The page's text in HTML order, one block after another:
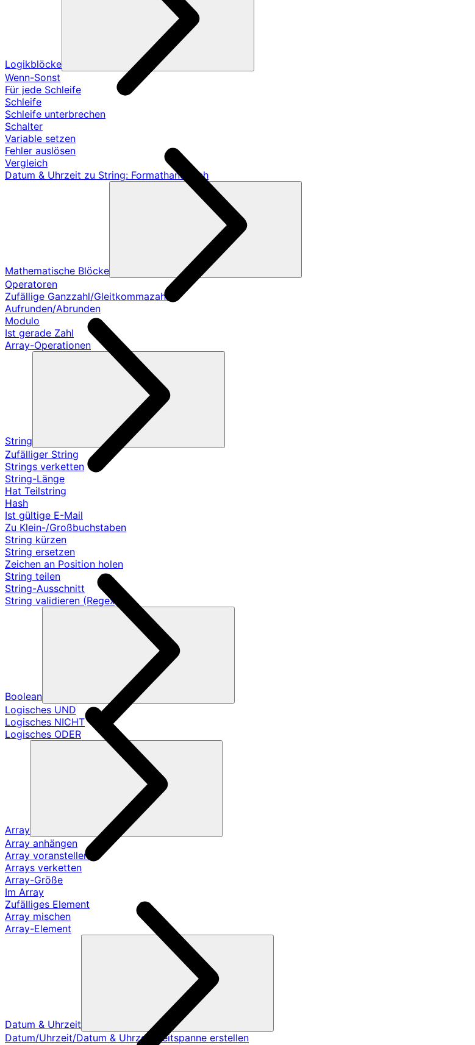
Logikblöcke
Wenn-Sonst
Für jede Schleife
Schleife
Schleife unterbrechen
Schalter
Variable setzen
Fehler auslösen
Vergleich
Datum & Uhrzeit zu String: Formathandbuch
Mathematische Blöcke
Operatoren
Zufällige Ganzzahl/Gleitkommazahl
Aufrunden/Abrunden
Modulo
Ist gerade Zahl
Array-Operationen
String
Zufälliger String
Strings verketten
String-Länge
Hat Teilstring
Hash
Ist gültige E-Mail
Zu Klein-/Großbuchstaben
String kürzen
String ersetzen
Zeichen an Position holen
String teilen
String-Ausschnitt
String validieren (Regex)
Boolean
Logisches UND
Logisches NICHT
Logisches ODER
Array
Array anhängen
Array voranstellen
Arrays verketten
Array-Größe
Im Array
Zufälliges Element
Array mischen
Array-Element
Datum & Uhrzeit
Datum/Uhrzeit/Datum & Uhrzeit/Zeitspanne erstellen